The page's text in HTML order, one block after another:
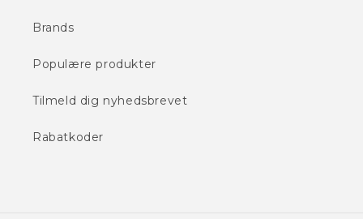
Brands
Populære produkter
Tilmeld dig nyhedsbrevet
Rabatkoder